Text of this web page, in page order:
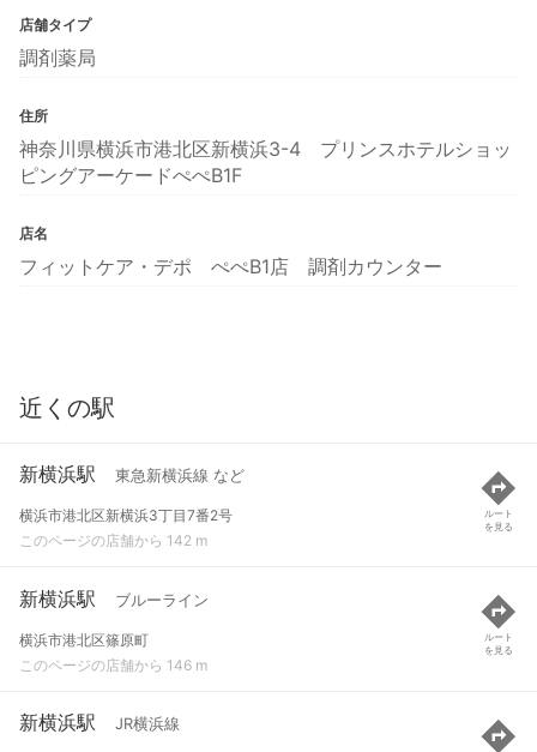
店舗タイプ
調剤薬局
住所
神奈川県横浜市港北区新横浜3-4 プリンスホテルショッ
ピングアーケードぺぺB1F
店名
フィットケア・デポ ぺぺB1店 調剤カウンター
近くの駅
新横浜駅 東急新横浜線 など
横浜市港北区新横浜3丁目7番2号
このページの店舗から 142 m
ルート
を見る
新横浜駅 ブルーライン
横浜市港北区篠原町
このページの店舗から 146 m
ルート
を見る
新横浜駅 JR横浜線